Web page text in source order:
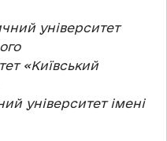
університет
«Київський
університет імені